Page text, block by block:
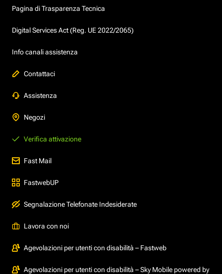
Pagina di Trasparenza Tecnica
Digital Services Act (Reg. UE 2022/2065)
Info canali assistenza
Contattaci
Assistenza
Negozi
Verifica attivazione
Fast Mail
FastwebUP
Segnalazione Telefonate Indesiderate
Lavora con noi
Agevolazioni per utenti con disabilità – Fastweb
Agevolazioni per utenti con disabilità – Sky Mobile powered by